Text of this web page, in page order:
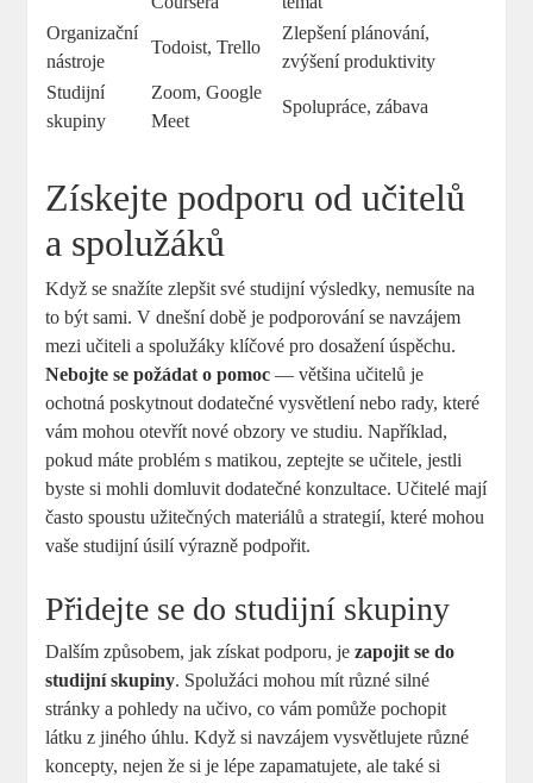
Organizační
nástroje
Todoist, Trello
Zlepšení plánování,
zvýšení produktivity
Studijní
skupiny
Zoom, Google
Meet
Spolupráce, zábava
Získejte podporu od učitelů
a spolužáků
Když se snažíte zlepšit své studijní výsledky, nemusíte na
to být sami. V dnešní době je podporování se navzájem
mezi učiteli a spolužáky klíčové pro dosažení úspěchu.
Nebojte se požádat o pomoc — většina učitelů je
ochotná poskytnout dodatečné vysvětlení nebo rady, které
vám mohou otevřít nové obzory ve studiu. Například,
pokud máte problém s matikou, zeptejte se učitele, jestli
byste si mohli domluvit dodatečné konzultace. Učitelé mají
často spoustu užitečných materiálů a strategií, které mohou
vaše studijní úsilí výrazně podpořit.
Přidejte se do studijní skupiny
Dalším způsobem, jak získat podporu, jezapojit se do
studijní skupiny. Spolužáci mohou mít různé silné
stránky a pohledy na učivo, co vám pomůže pochopit
látku z jiného úhlu. Když si navzájem vysvětlujete různé
koncepty, nejen že si je lépe zapamatujete, ale také si